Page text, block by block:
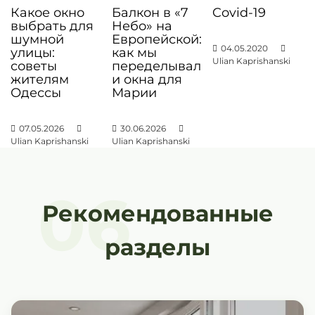
з
а
п
и
я
м
Какое окно
выбрать для
шумной
улицы:
советы
жителям
Одессы
07.05.2026
Ulian Kaprishanski
Балкон в «7
Небо» на
Европейской:
как мы
переделывал
и окна для
Марии
30.06.2026
Ulian Kaprishanski
Covid-19
04.05.2020
Ulian Kaprishanski
06
Рекомендованные
разделы